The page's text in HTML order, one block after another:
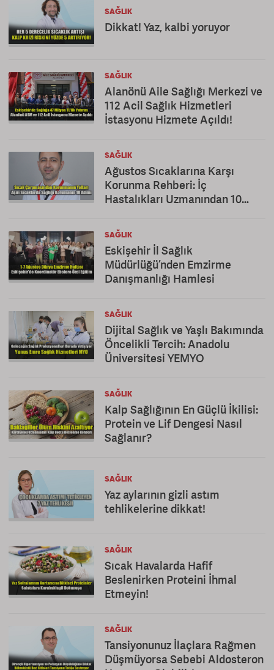
SAĞLIK
Dikkat! Yaz, kalbi yoruyor
SAĞLIK
Alanönü Aile Sağlığı Merkezi ve
112 Acil Sağlık Hizmetleri
İstasyonu Hizmete Açıldı!
SAĞLIK
Ağustos Sıcaklarına Karşı
Korunma Rehberi: İç
Hastalıkları Uzmanından 10
SAĞLIK
Eskişehir İl Sağlık
Müdürlüğü’nden Emzirme
Danışmanlığı Hamlesi
SAĞLIK
Dijital Sağlık ve Yaşlı Bakımında
Öncelikli Tercih: Anadolu
Üniversitesi YEMYO
SAĞLIK
Kalp Sağlığının En Güçlü İkilisi:
Protein ve Lif Dengesi Nasıl
Sağlanır?
SAĞLIK
Yaz aylarının gizli astım
tehlikelerine dikkat!
SAĞLIK
Sıcak Havalarda Hafif
Beslenirken Proteini İhmal
Etmeyin!
SAĞLIK
Tansiyonunuz İlaçlara Rağmen
Düşmüyorsa Sebebi Aldosteron